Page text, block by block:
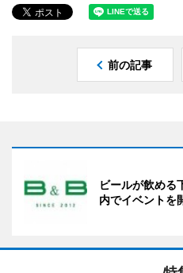
前の記事
ビールが飲める
内でイベントを